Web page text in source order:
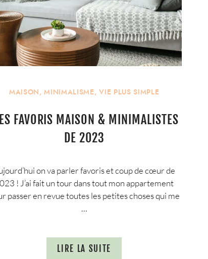
MAISON,MINIMALISME,VIE PLUS SIMPLE
FAVORIS MAISON & MINIMALISTES
DE 2023
on va parler favoris et coup de cœur de
! J’ai fait un tour dans tout mon appartement
passer en revue toutes les petites choses qui me
…
LIRE LA SUITE